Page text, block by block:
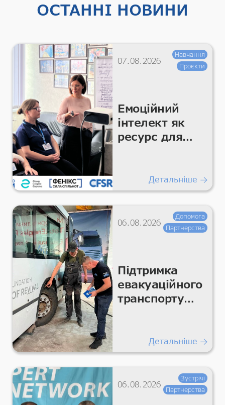
ОСТАННІ НОВИНИ
07.08.2026
Навчання
Проєкти
Емоційний
інтелект як
ресурс для
Детальніше
06.08.2026
Допомога
Партнерства
Підтримка
евакуаційного
транспорту
перевезень
Детальніше
06.08.2026
Зустрічі
Партнерства